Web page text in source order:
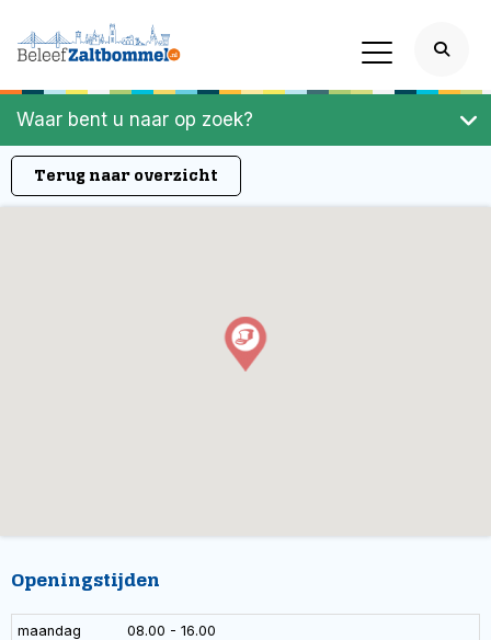
Waar bent u naar op zoek?
Terug naar overzicht
Openingstijden
maandag 08.00 - 16.00